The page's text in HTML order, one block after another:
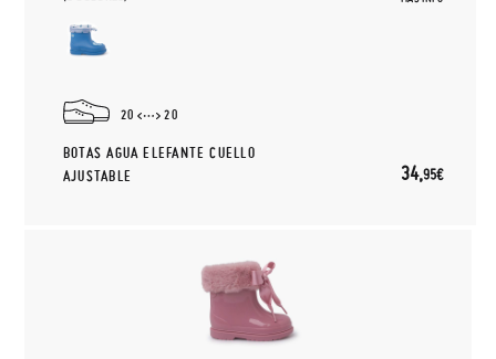
20 20
BOTAS AGUA ELEFANTE CUELLO
AJUSTABLE
34,95€